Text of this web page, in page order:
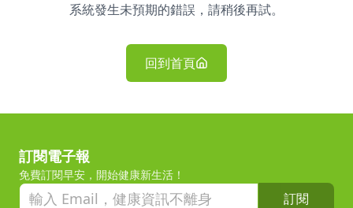
系統發生未預期的錯誤，請稍後再試。
回到首頁
訂閱電子報
免費訂閱早安，開始健康新生活！
訂閱